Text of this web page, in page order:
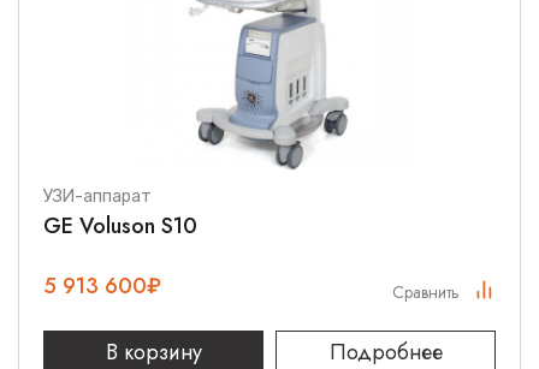
УЗИ-аппарат
GE Voluson S10
5 913 600₽
В корзину Подробнее
Сравнить